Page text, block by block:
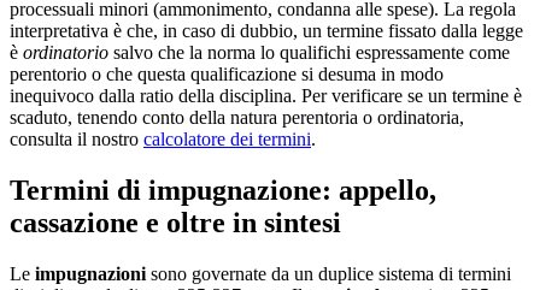
processuali minori (ammonimento, condanna alle spese). La regola
interpretativa è che, in caso di dubbio, un termine fissato dalla legge
è ordinatorio salvo che la norma lo qualifichi espressamente come
perentorio o che questa qualificazione si desuma in modo
inequivoco dalla ratio della disciplina. Per verificare se un termine è
scaduto, tenendo conto della natura perentoria o ordinatoria,
consulta il nostro calcolatore dei termini.
Termini di impugnazione: appello,
cassazione e oltre in sintesi
Le impugnazioni sono governate da un duplice sistema di termini